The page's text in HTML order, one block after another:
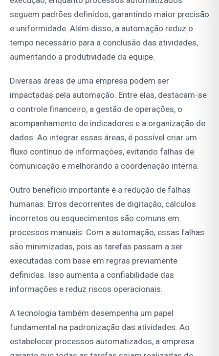
seguem padrões definidos, garantindo maior precisão
e uniformidade. Além disso, a automação reduz o
tempo necessário para a conclusão das atividades,
aumentando a produtividade da equipe.
Diversas áreas de uma empresa podem ser
impactadas pela automação. Entre elas, destacam-se
o controle financeiro, a gestão de operações, o
acompanhamento de indicadores e a organização de
dados. Ao integrar essas áreas, é possível criar um
fluxo contínuo de informações, evitando falhas de
comunicação e melhorando a coordenação interna.
Outro benefício importante é a redução de falhas
humanas. Erros decorrentes de digitação, cálculos
incorretos ou esquecimentos são comuns em
processos manuais. Com a automação, essas falhas
são minimizadas, pois as tarefas passam a ser
executadas com base em regras previamente
definidas. Isso aumenta a confiabilidade das
informações e reduz riscos operacionais.
A tecnologia também desempenha um papel
fundamental na padronização das atividades. Ao
estabelecer processos automatizados, a empresa